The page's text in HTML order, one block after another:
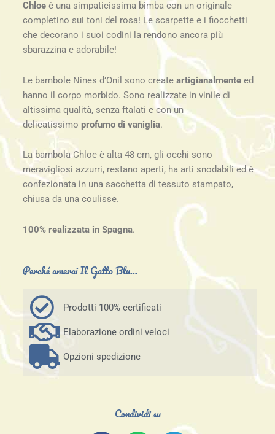
era:
79,90€.
è:
74,90€.
Chloe è una simpaticissima bimba con un originale
completino sui toni del rosa! Le scarpette e i fiocchetti
che decorano i suoi codini la rendono ancora più
sbarazzina e adorabile!
Le bambole Nines d’Onil sono create artigianalmente ed
hanno il corpo morbido. Sono realizzate in vinile di
altissima qualità, senza ftalati e con un
delicatissimo profumo di vaniglia.
La bambola Chloe è alta 48 cm, gli occhi sono
meravigliosi azzurri, restano aperti, ha arti snodabili ed è
confezionata in una sacchetta di tessuto stampato,
chiusa da una coulisse.
100% realizzata in Spagna.
Perché amerai Il Gatto Blu...
Prodotti 100% certificati
Elaborazione ordini veloci
Opzioni spedizione
Condividi su